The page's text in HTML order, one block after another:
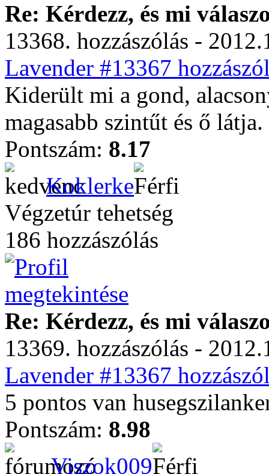
Re: Kérdezz, és mi
13368. hozzászólás -
Lavender #13367
Kiderült mi a gond,
magasabb szintűt és ő látja.
Pontszám: 8.17
Koklerke
Végzetúr tehetség
186 hozzászólás
Re: Kérdezz, és mi
13369. hozzászólás -
Lavender #13367
5 pontos van
Pontszám: 8.98
Viszok009